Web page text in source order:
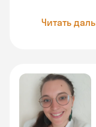
Читать